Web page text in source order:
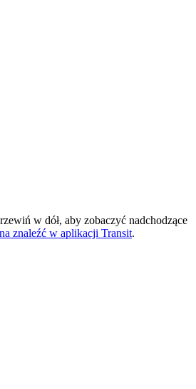
w dół, aby zobaczyć nadchodzące
znaleźć w aplikacji Transit.